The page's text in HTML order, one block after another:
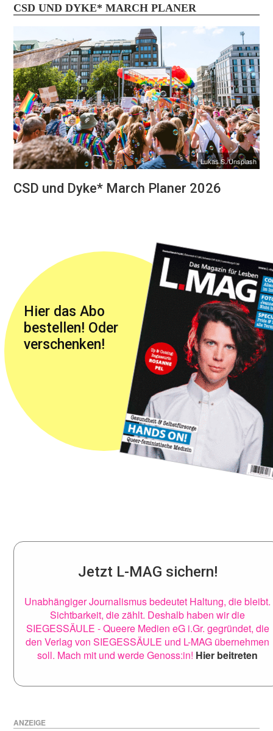
CSD UND DYKE* MARCH PLANER
Lukas S./Unsplash
CSD und Dyke* March Planer 2026
Hier das Abo
bestellen! Oder
verschenken!
Jetzt L-MAG sichern!
Unabhängiger Journalismus bedeutet Haltung, die bleibt.
Sichtbarkeit, die zählt. Deshalb haben wir die
SIEGESSÄULE - Queere Medien eG i.Gr. gegründet, die
den Verlag von SIEGESSÄULE und L-MAG übernehmen
soll. Mach mit und werde Genoss:in! Hier beitreten
ANZEIGE